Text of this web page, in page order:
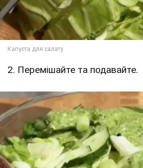
2. Перемішайте та подавайте.